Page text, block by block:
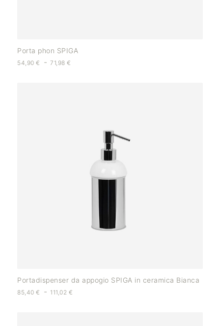
Porta phon SPIGA
54,90 € - 71,98€
Portadispenser da appogio SPIGA in ceramica Bianca
85,40 € - 111,02 €